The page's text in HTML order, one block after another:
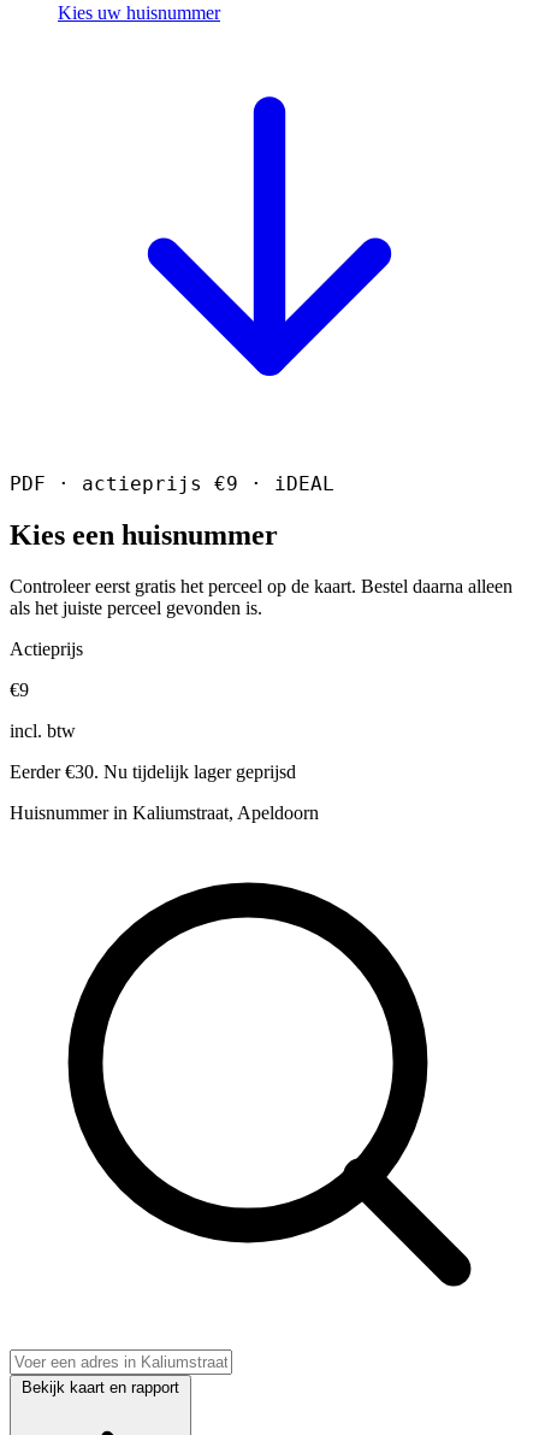
Kies uw huisnummer
PDF · actieprijs €9 · iDEAL
Kies een huisnummer
Controleer eerst gratis het perceel op de kaart. Bestel daarna alleen
als het juiste perceel gevonden is.
Actieprijs
€9
incl. btw
Eerder €30. Nu tijdelijk lager geprijsd
Huisnummer in Kaliumstraat, Apeldoorn
Bekijk kaart en rapport